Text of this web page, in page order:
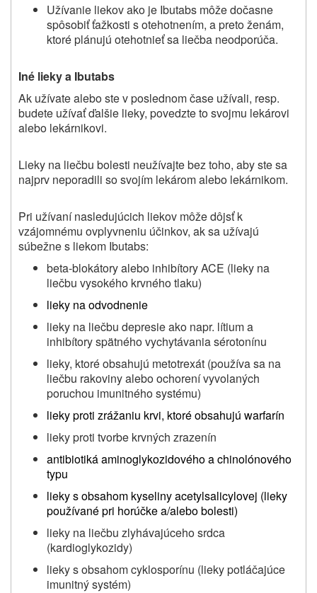
Užívanie liekov ako je Ibutabs môže dočasne
spôsobiť ťažkosti s otehotnením, a preto ženám,
ktoré plánujú otehotnieť sa liečba neodporúča.
Iné lieky a Ibutabs
Ak užívate alebo ste v poslednom čase užívali, resp.
budete užívať ďalšie lieky, povedzte to svojmu lekárovi
alebo lekárnikovi.
Lieky na liečbu bolesti neužívajte bez toho, aby ste sa
najprv neporadili so svojím lekárom alebo lekárnikom.
Pri užívaní nasledujúcich liekov môže dôjsť k
vzájomnému ovplyvneniu účinkov, ak sa užívajú
súbežne s liekom Ibutabs:
beta-blokátory alebo inhibítory ACE (lieky na
liečbu vysokého krvného tlaku)
lieky na odvodnenie
lieky na liečbu depresie ako napr. lítium a
inhibítory spätného vychytávania sérotonínu
lieky, ktoré obsahujú metotrexát (používa sa na
liečbu rakoviny alebo ochorení vyvolaných
poruchou imunitného systému)
lieky proti zrážaniu krvi, ktoré obsahujú warfarín
lieky proti tvorbe krvných zrazenín
antibiotiká aminoglykozidového a chinolónového
typu
lieky s obsahom kyseliny acetylsalicylovej (lieky
používané pri horúčke a/alebo bolesti)
lieky na liečbu zlyhávajúceho srdca
(kardioglykozidy)
lieky s obsahom cyklosporínu (lieky potláčajúce
imunitný systém)